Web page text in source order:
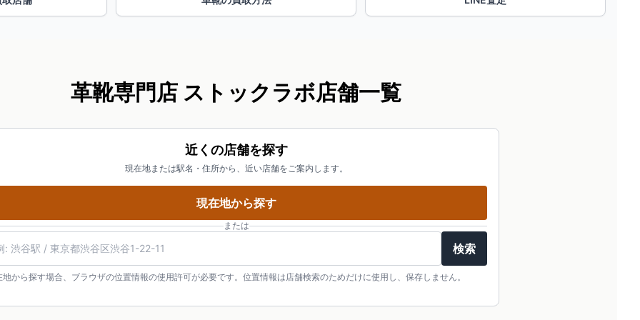
革靴専門店 ストックラボ店舗一覧
近くの店舗を探す
現在地または駅名・住所から、近い店舗をご案内します。
現在地から探す
または
検索
地から探す場合、ブラウザの位置情報の使用許可が必要です。位置情報は店舗検索のためだけに使用し、保存しません。